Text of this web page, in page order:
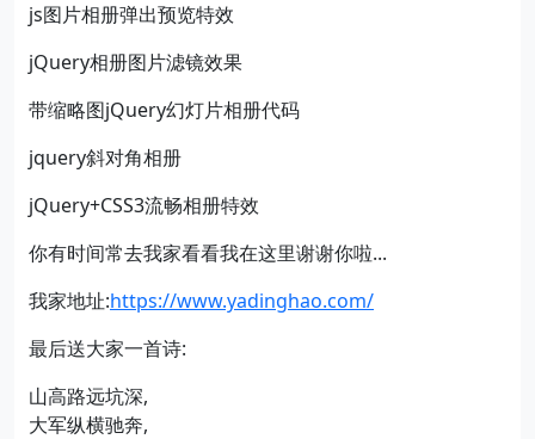
js图片相册弹出预览特效
jQuery相册图片滤镜效果
带缩略图jQuery幻灯片相册代码
jquery斜对角相册
jQuery+CSS3流畅相册特效
你有时间常去我家看看我在这里谢谢你啦...
我家地址:https://www.yadinghao.com/
最后送大家一首诗:
山高路远坑深,
大军纵横驰奔,